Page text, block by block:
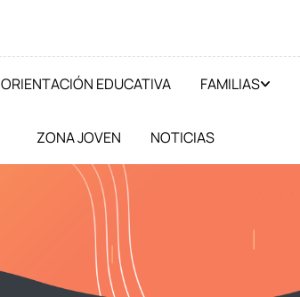
ORIENTACIÓN EDUCATIVA FAMILIAS
ZONA JOVEN NOTICIAS